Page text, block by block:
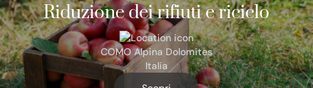
Riduzione dei rifiuti e riciclo
COMO Alpina Dolomites
Italia